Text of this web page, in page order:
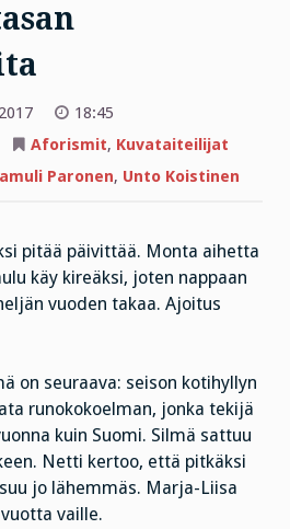
18:45
Itsenäisyyspäivän
satavuotiaita
Aforismit, Kuvataiteilijat
Paronen, Unto Koistinen
pitää päivittää. Monta aihetta
käy kireäksi, joten nappaan
vuoden takaa. Ajoitus
on seuraava: seison kotihyllyn
runokokoelman, jonka tekijä
kuin Suomi. Silmä sattuu
Netti kertoo, että pitkäksi
jo lähemmäs. Marja-Liisa
vaille.